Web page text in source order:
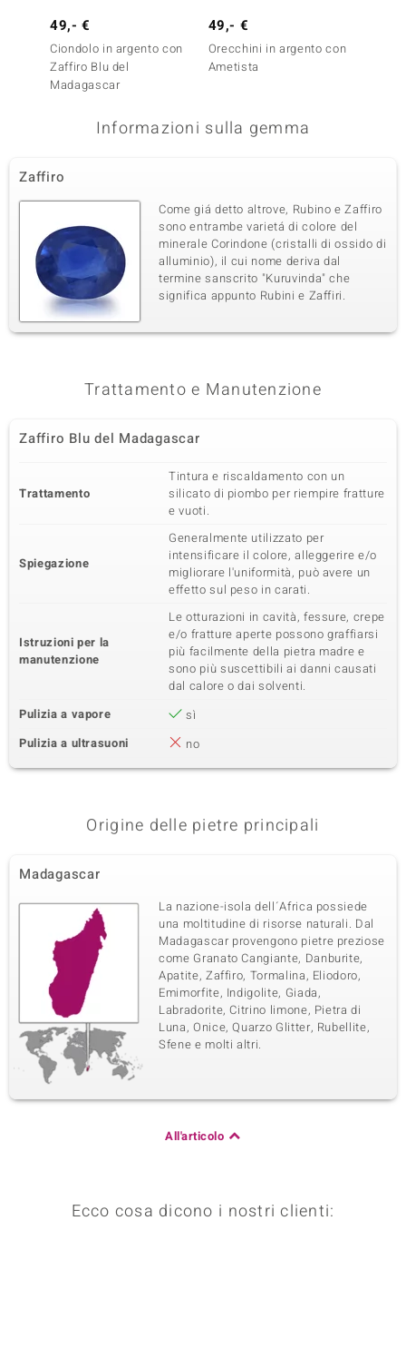
49,- €
Ciondolo in argento con
Zaffiro Blu del
Madagascar
49,- €
Orecchini in argento con
Ametista
Informazioni sulla gemma
Zaffiro
Come giá detto altrove, Rubino e Zaffiro
sono entrambe varietá di colore del
minerale Corindone (cristalli di ossido di
alluminio), il cui nome deriva dal
termine sanscrito "Kuruvinda" che
significa appunto Rubini e Zaffiri.
Trattamento e Manutenzione
Zaffiro Blu del Madagascar
Trattamento
Tintura e riscaldamento con un
silicato di piombo per riempire fratture
e vuoti.
Spiegazione
Generalmente utilizzato per
intensificare il colore, alleggerire e/o
migliorare l'uniformità, può avere un
effetto sul peso in carati.
Istruzioni per la
manutenzione
Le otturazioni in cavità, fessure, crepe
e/o fratture aperte possono graffiarsi
più facilmente della pietra madre e
sono più suscettibili ai danni causati
dal calore o dai solventi.
Pulizia a vapore
sì
Pulizia a ultrasuoni
no
Origine delle pietre principali
Madagascar
La nazione-isola dell´Africa possiede
una moltitudine di risorse naturali. Dal
Madagascar provengono pietre preziose
come Granato Cangiante, Danburite,
Apatite, Zaffiro, Tormalina, Eliodoro,
Emimorfite, Indigolite, Giada,
Labradorite, Citrino limone, Pietra di
Luna, Onice, Quarzo Glitter, Rubellite,
Sfene e molti altri.
All'articolo
Ecco cosa dicono i nostri clienti: